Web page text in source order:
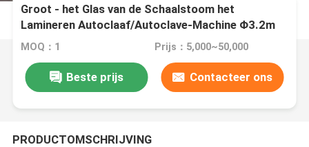
Groot - het Glas van de Schaalstoom het
Lamineren Autoclaaf/Autoclave-Machine Φ3.2m
MOQ：1 Prijs：5,000~50,000
Beste prijs Contacteer ons
PRODUCTOMSCHRIJVING